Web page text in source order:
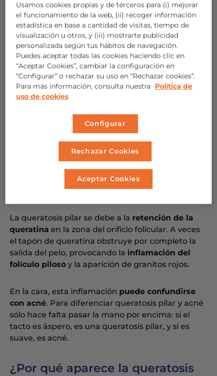
material proteico que garantiza la estructura
normal de la piel.
¿Qué es la queratosis pilar?
Denominamos queratosis pilar , queratosis
pilaris
hiperqueratosis
cuerpo, sobre todo en la parte externa de los
y la zona exterior de los
niños pequeñospuede aparecer también
mejillasy tener un tono rojizo por debajo, y
algunas personas tienen estos granitos en el
abdomen, la espalda e incluso brazos y piernas.
La queratosis pilar se debe a la retención de la
queratina en la zona del orificio folicular. A veces
el tapón de queratina obstruye por completo la
salida del pelo, provocando la inflamación del
folículo piloso y la aparición de granitos rojos.
En la cara, esta inflamación puede confundirse
con acné. Para diferenciar queratosis pilar y acné
sólo hace falta pasar la mano por encima: si el
tacto es áspero, es una queratosis pilar, y si es
suave, es acné.
¿Por qué aparece la queratosis
Usamos cookies propias y de terceros para (i) mejorar
el funcionamiento de la web, (ii) recoger información
estadística en base a cantidad de visitas, tiempo de
visualización u otros, y (iii) mostrarte publicidad
personalizada según tus hábitos de navegación.
Puedes aceptar todas las cookies haciendo clic en
“Aceptar Cookies”, cambiar la configuración en
“Configurar” o rechazar su uso en “Rechazar cookies”.
Para más información, consulta nuestra
Política de
uso de cookies
Configurar
Rechazar Cookies
Aceptar Cookies